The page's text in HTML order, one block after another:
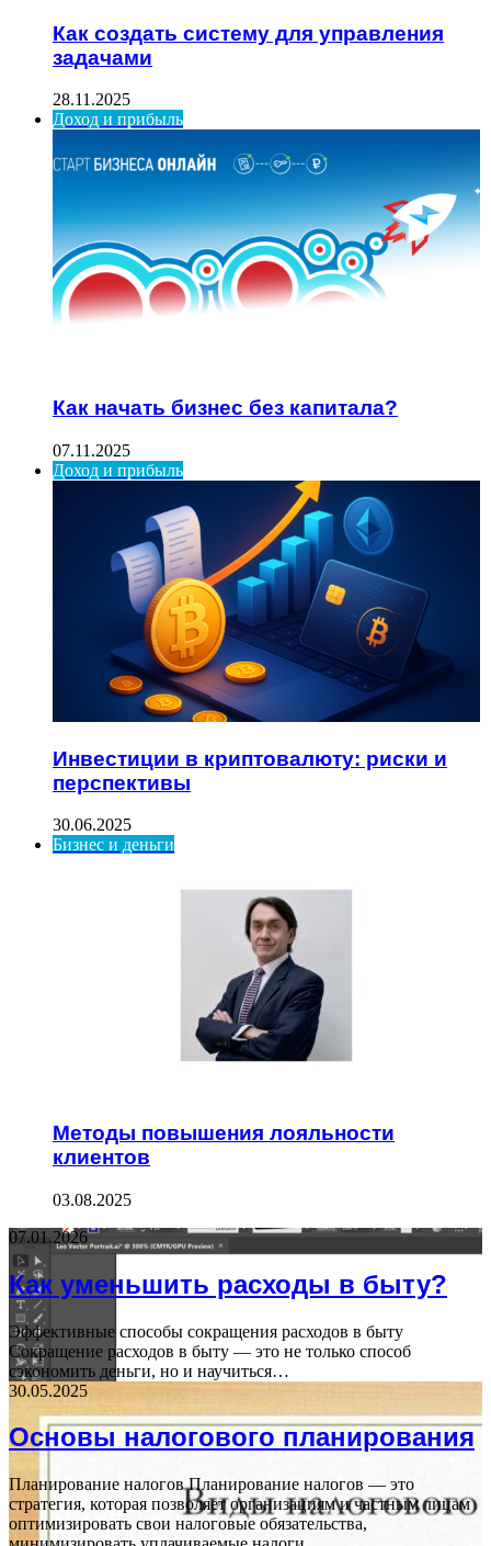
Как создать систему для управления
задачами
28.11.2025
Доход и прибыль
Как начать бизнес без капитала?
07.11.2025
Доход и прибыль
Инвестиции в криптовалюту: риски и
перспективы
30.06.2025
Бизнес и деньги
Методы повышения лояльности
клиентов
03.08.2025
07.01.2026
Как уменьшить расходы в быту?
Эффективные способы сокращения расходов в быту
Сокращение расходов в быту — это не только способ
сэкономить деньги, но и научиться…
30.05.2025
Основы налогового планирования
Планирование налогов Планирование налогов — это
стратегия, которая позволяет организациям и частным лицам
оптимизировать свои налоговые обязательства,